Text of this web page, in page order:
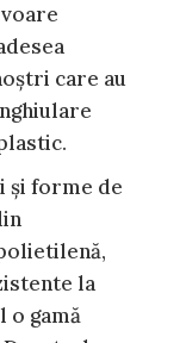
care au
și forme de
la
o gamă